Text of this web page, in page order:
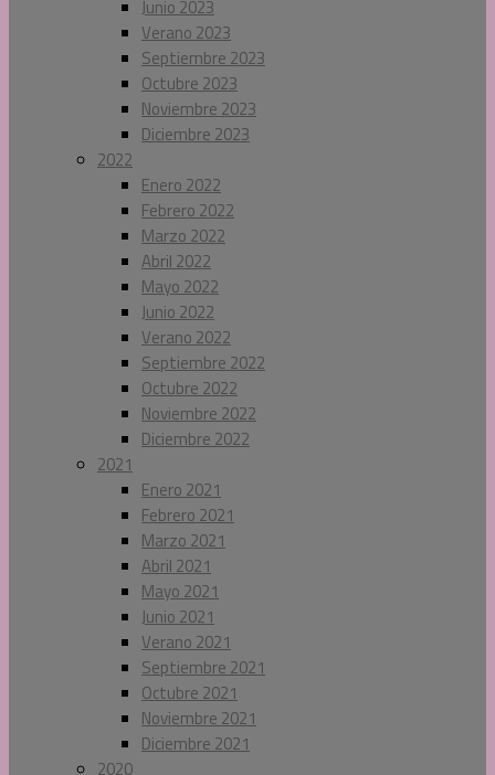
Junio 2023
Verano 2023
Septiembre 2023
Octubre 2023
Noviembre 2023
Diciembre 2023
2022
Enero 2022
Febrero 2022
Marzo 2022
Abril 2022
Mayo 2022
Junio 2022
Verano 2022
Septiembre 2022
Octubre 2022
Noviembre 2022
Diciembre 2022
2021
Enero 2021
Febrero 2021
Marzo 2021
Abril 2021
Mayo 2021
Junio 2021
Verano 2021
Septiembre 2021
Octubre 2021
Noviembre 2021
Diciembre 2021
2020